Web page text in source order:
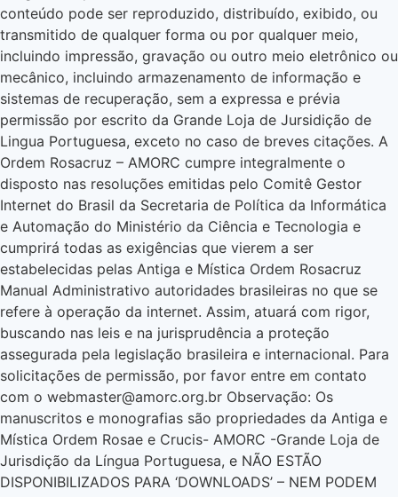
conteúdo pode ser reproduzido, distribuído, exibido, ou
transmitido de qualquer forma ou por qualquer meio,
incluindo impressão, gravação ou outro meio eletrônico ou
mecânico, incluindo armazenamento de informação e
sistemas de recuperação, sem a expressa e prévia
permissão por escrito da Grande Loja de Jursidição de
Lingua Portuguesa, exceto no caso de breves citações. A
Ordem Rosacruz – AMORC cumpre integralmente o
disposto nas resoluções emitidas pelo Comitê Gestor
Internet do Brasil da Secretaria de Política da Informática
e Automação do Ministério da Ciência e Tecnologia e
cumprirá todas as exigências que vierem a ser
estabelecidas pelas Antiga e Mística Ordem Rosacruz
Manual Administrativo autoridades brasileiras no que se
refere à operação da internet. Assim, atuará com rigor,
buscando nas leis e na jurisprudência a proteção
assegurada pela legislação brasileira e internacional. Para
solicitações de permissão, por favor entre em contato
com o webmaster@amorc.org.br Observação: Os
manuscritos e monografias são propriedades da Antiga e
Mística Ordem Rosae e Crucis- AMORC -Grande Loja de
Jurisdição da Língua Portuguesa, e NÃO ESTÃO
DISPONIBILIZADOS PARA ‘DOWNLOADS’ – NEM PODEM